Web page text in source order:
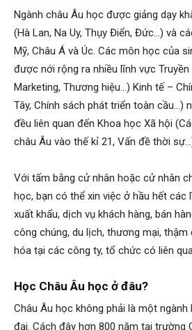
Ngành châu Âu học được giảng dạy
(Hà Lan, Na Uy, Thụy Điển, Đức…) và
Mỹ, Châu Á và Úc. Các môn học của
được nới rộng ra nhiều lĩnh vực
Marketing, Thương hiệu…) Kinh tế –
Tây, Chính sách phát triển toàn cầu…)
đều liên quan đến Khoa học Xã hội
châu Âu vào thế kỉ 21, Vấn đề thời
Với tấm bằng cử nhân hoặc cử nhân
học, bạn có thể xin việc ở hầu hết các
xuất khẩu, dịch vụ khách hàng, bán
công chúng, du lịch, thương mại, thậm
hóa tại các công ty, tổ chức có liên
Học Châu Âu học ở đâu?
Châu Âu học không phải là một
đại. Cách đây hơn 800 năm tại trường